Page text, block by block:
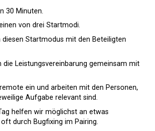
30 Minuten.
von drei Startmodi.
diesen Startmodus mit den Beteiligten
die Leistungsvereinbarung gemeinsam mit
ein und arbeiten mit den Personen,
Aufgabe relevant sind.
helfen wir möglichst an etwas
durch Bugfixing im Pairing.